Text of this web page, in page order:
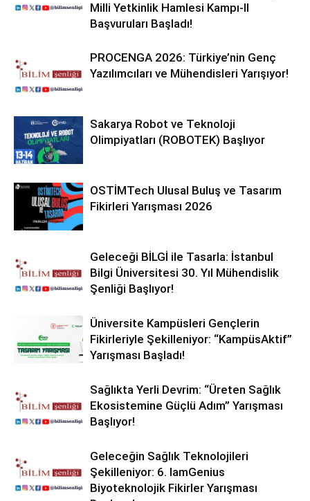
Milli Yetkinlik Hamlesi Kampı-II
Başvuruları Başladı!
PROCENGA 2026: Türkiye’nin Genç
Yazılımcıları ve Mühendisleri Yarışıyor!
Sakarya Robot ve Teknoloji
Olimpiyatları (ROBOTEK) Başlıyor
OSTİMTech Ulusal Buluş ve Tasarım
Fikirleri Yarışması 2026
Geleceği BİLGİ ile Tasarla: İstanbul
Bilgi Üniversitesi 30. Yıl Mühendislik
Şenliği Başlıyor!
Üniversite Kampüsleri Gençlerin
Fikirleriyle Şekilleniyor: “KampüsAktif”
Yarışması Başladı!
Sağlıkta Yerli Devrim: “Üreten Sağlık
Ekosistemine Güçlü Adım” Yarışması
Başlıyor!
Geleceğin Sağlık Teknolojileri
Şekilleniyor: 6. IamGenius
Biyoteknolojik Fikirler Yarışması